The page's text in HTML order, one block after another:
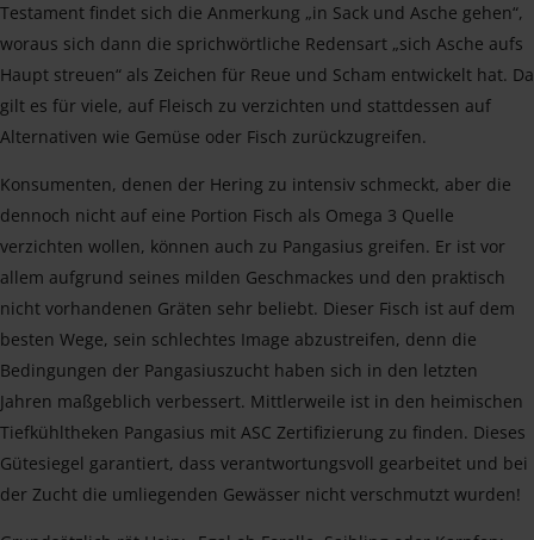
Testament findet sich die Anmerkung „in Sack und Asche gehen“,
woraus sich dann die sprichwörtliche Redensart „sich Asche aufs
Haupt streuen“ als Zeichen für Reue und Scham entwickelt hat. Da
gilt es für viele, auf Fleisch zu verzichten und stattdessen auf
Alternativen wie Gemüse oder Fisch zurückzugreifen.
Konsumenten, denen der Hering zu intensiv schmeckt, aber die
dennoch nicht auf eine Portion Fisch als Omega 3 Quelle
verzichten wollen, können auch zu Pangasius greifen. Er ist vor
allem aufgrund seines milden Geschmackes und den praktisch
nicht vorhandenen Gräten sehr beliebt. Dieser Fisch ist auf dem
besten Wege, sein schlechtes Image abzustreifen, denn die
Bedingungen der Pangasiuszucht haben sich in den letzten
Jahren maßgeblich verbessert. Mittlerweile ist in den heimischen
Tiefkühltheken Pangasius mit ASC Zertifizierung zu finden. Dieses
Gütesiegel garantiert, dass verantwortungsvoll gearbeitet und bei
der Zucht die umliegenden Gewässer nicht verschmutzt wurden!